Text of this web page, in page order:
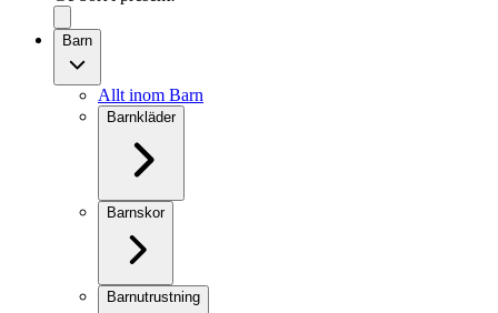
Barn
Allt inom Barn
Barnkläder
Barnskor
Barnutrustning